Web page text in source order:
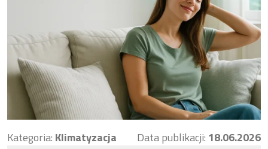
Kategoria: Klimatyzacja Data publikacji: 18.06.2026